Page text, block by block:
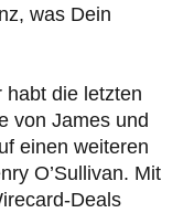
was Dein
habt die letzten
von James und
einen weiteren
O’Sullivan. Mit
Deals